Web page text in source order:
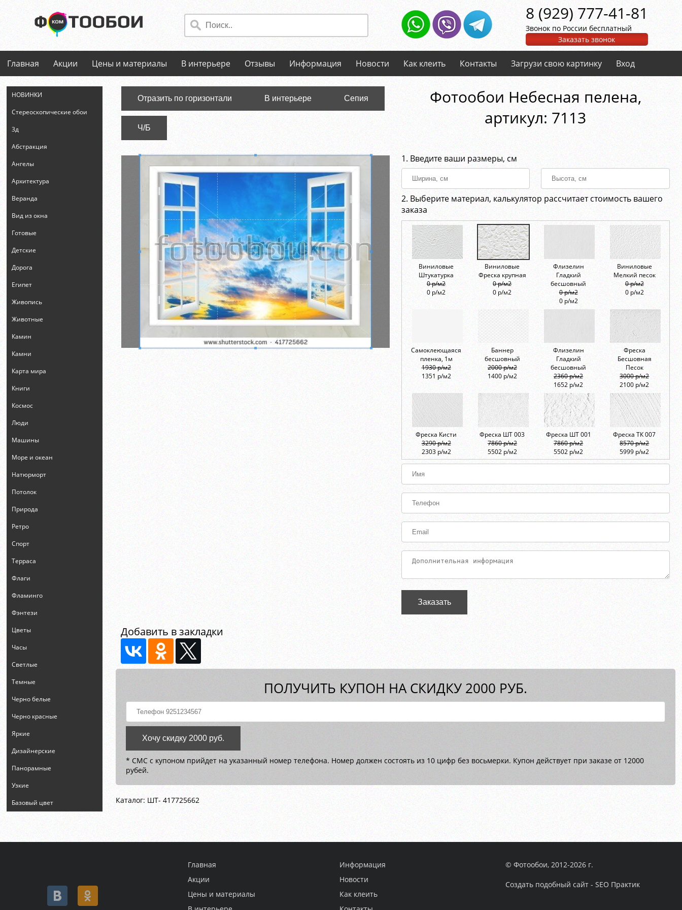
8 (929) 777-41-81
Звонок по России бесплатный
Заказать звонок
Главная Акции Цены и материалы В интерьере Отзывы Информация Новости Как клеить Контакты Загрузи свою картинку Вход
НОВИНКИ
Стереоскопические обои
3д
Абстракция
Ангелы
Архитектура
Веранда
Вид из окна
Готовые
Детские
Дорога
Египет
Живопись
Животные
Камин
Камни
Карта мира
Книги
Космос
Люди
Машины
Море и океан
Натюрморт
Потолок
Природа
Ретро
Спорт
Терраса
Флаги
Фламинго
Фэнтези
Цветы
Часы
Светлые
Темные
Черно белые
Черно красные
Яркие
Дизайнерские
Панорамные
Узкие
Базовый цвет
Отразить по горизонтали В интерьере Сепия
Ч/Б
Фотообои Небесная пелена,
aртикул: 7113
1. Введите ваши размеры, см
2. Выберите материал, калькулятор рассчитает стоимость вашего
заказа
Виниловые
Штукатурка
0 р/м2
0 р/м2
Виниловые
Фреска крупная
0 р/м2
0 р/м2
Флизелин
Гладкий
бесшовный
0 р/м2
0 р/м2
Виниловые
Мелкий песок
0 р/м2
0 р/м2
Самоклеющаяся
пленка, 1м
1930 р/м2
1351 р/м2
Баннер
бесшовный
2000 р/м2
1400 р/м2
Флизелин
Гладкий
бесшовный
2360 р/м2
1652 р/м2
Фреска
Бесшовная
Песок
3000 р/м2
2100 р/м2
Фреска Кисти
3290 р/м2
2303 р/м2
Фреска ШТ 003
7860 р/м2
5502 р/м2
Фреска ШТ 001
7860 р/м2
5502 р/м2
Фреска ТК 007
8570 р/м2
5999 р/м2
Заказать
Добавить в закладки
ПОЛУЧИТЬ КУПОН НА СКИДКУ 2000 РУБ.
Хочу скидку 2000 руб.
* СМС с купоном прийдет на указанный номер телефона. Номер должен состоять из 10 цифр без восьмерки. Купон действует при заказе от 12000
рубей.
Каталог: ШТ- 417725662
Главная
Акции
Цены и материалы
Информация
Новости
Как клеить
© Фотообои, 2012-2026 г.
Создать подобный сайт - SEO Практик